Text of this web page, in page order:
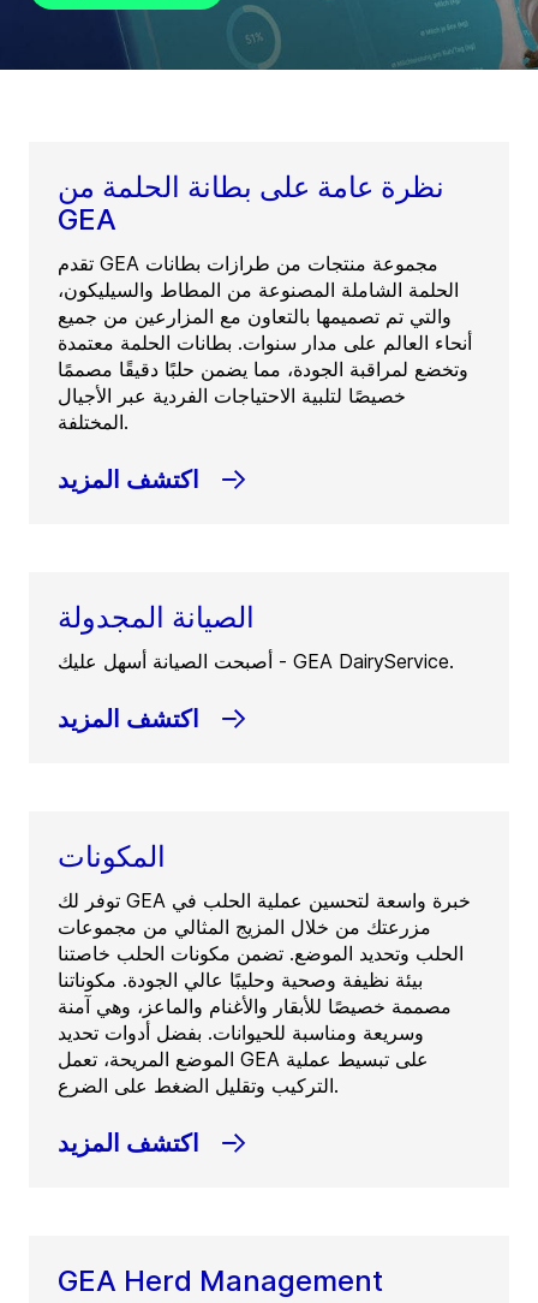
نظرة عامة على بطانة الحلمة من
GEA
تقدم GEA مجموعة منتجات من طرازات بطانات
الحلمة الشاملة المصنوعة من المطاط والسيليكون،
والتي تم تصميمها بالتعاون مع المزارعين من جميع
أنحاء العالم على مدار سنوات. بطانات الحلمة معتمدة
وتخضع لمراقبة الجودة، مما يضمن حلبًا دقيقًا مصممًا
خصيصًا لتلبية الاحتياجات الفردية عبر الأجيال
المختلفة.
اكتشف المزيد
الصيانة المجدولة
أصبحت الصيانة أسهل عليك - GEA DairyService.
اكتشف المزيد
المكونات
توفر لك GEA خبرة واسعة لتحسين عملية الحلب في
مزرعتك من خلال المزيج المثالي من مجموعات
الحلب وتحديد الموضع. تضمن مكونات الحلب خاصتنا
بيئة نظيفة وصحية وحليبًا عالي الجودة. مكوناتنا
مصممة خصيصًا للأبقار والأغنام والماعز، وهي آمنة
وسريعة ومناسبة للحيوانات. بفضل أدوات تحديد
الموضع المريحة، تعمل GEA على تبسيط عملية
التركيب وتقليل الضغط على الضرع.
اكتشف المزيد
GEA Herd Management